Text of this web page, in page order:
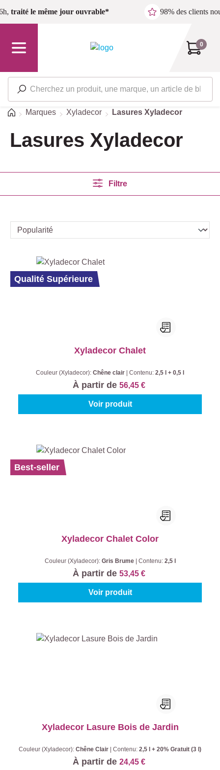
Passer au contenu principal
traité le même jour ouvrable* 98% des clients
0
Accueil
Marques Xyladecor Lasures Xyladecor
Lasures Xyladecor
Filtre
Qualité Supérieure
Xyladecor Chalet
Couleur (Xyladecor): Chêne clair Contenu: 2,5 l + 0,5 l
À partir de 56,45 €
Voir produit
Best-seller
Xyladecor Chalet Color
Couleur (Xyladecor): Gris Brume Contenu: 2,5 l
À partir de 53,45 €
Voir produit
Xyladecor Lasure Bois de Jardin
Couleur (Xyladecor): Chêne Clair Contenu: 2,5 l + 20% Gratuit (3 l)
À partir de 24,45 €